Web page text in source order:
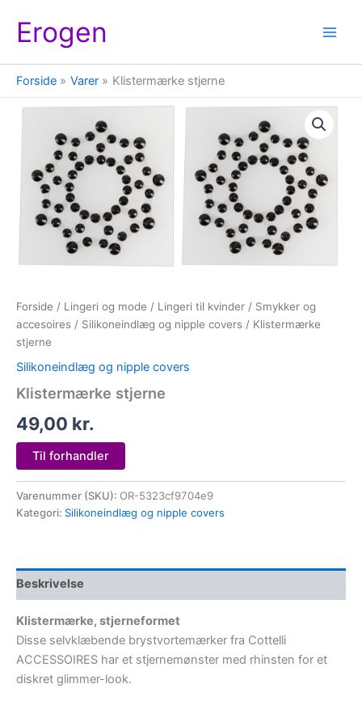
indholdet
Erogen
Forside Varer Klistermærke stjerne
Forside / Lingeri og mode / Lingeri til kvinder / Smykker og
accesoires / Silikoneindlæg og nipple covers / Klistermærke
stjerne
Silikoneindlæg og nipple covers
Klistermærke stjerne
49,00 kr.
Til forhandler
Varenummer (SKU): OR-5323cf9704e9
Kategori: Silikoneindlæg og nipple covers
Beskrivelse
Klistermærke, stjerneformet
Disse selvklæbende brystvortemærker fra Cottelli
ACCESSOIRES har et stjernemønster med rhinsten for et
diskret glimmer-look.